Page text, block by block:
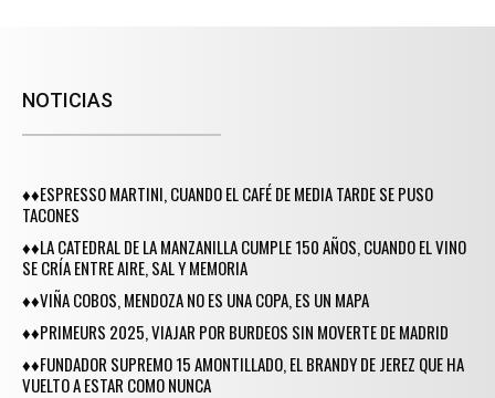
NOTICIAS
♦♦ESPRESSO MARTINI, CUANDO EL CAFÉ DE MEDIA TARDE SE PUSO
TACONES
♦♦LA CATEDRAL DE LA MANZANILLA CUMPLE 150 AÑOS, CUANDO EL VINO
SE CRÍA ENTRE AIRE, SAL Y MEMORIA
♦♦VIÑA COBOS, MENDOZA NO ES UNA COPA, ES UN MAPA
♦♦PRIMEURS 2025, VIAJAR POR BURDEOS SIN MOVERTE DE MADRID
♦♦FUNDADOR SUPREMO 15 AMONTILLADO, EL BRANDY DE JEREZ QUE HA
VUELTO A ESTAR COMO NUNCA